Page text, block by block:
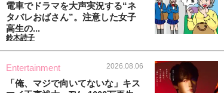
電車でドラマを大声実況する“ネ
タバレおばさん”。注意した女子
高生の...
鈴木詩子
Entertainment 2026.08.06
「俺、マジで向いてないな」キス